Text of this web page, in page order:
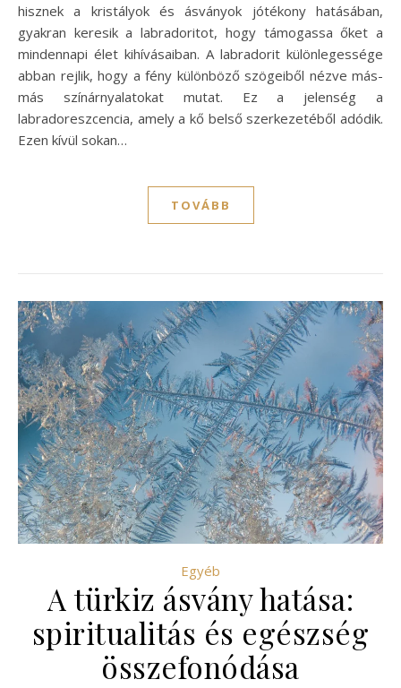
hisznek a kristályok és ásványok jótékony hatásában,
gyakran keresik a labradoritot, hogy támogassa őket a
mindennapi élet kihívásaiban. A labradorit különlegessége
abban rejlik, hogy a fény különböző szögeiből nézve más-
más színárnyalatokat mutat. Ez a jelenség a
labradoreszcencia, amely a kő belső szerkezetéből adódik.
Ezen kívül sokan…
TOVÁBB
Egyéb
A türkiz ásvány hatása:
spiritualitás és egészség
összefonódása